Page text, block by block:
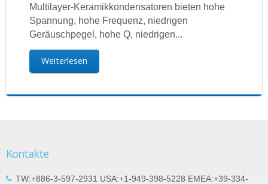
Multilayer-Keramikkondensatoren bieten hohe
Spannung, hohe Frequenz, niedrigen
Geräuschpegel, hohe Q, niedrigen...
Weiterlesen
Kontakte
TW:+886-3-597-2931 USA:+1-949-398-5228 EMEA:+39-334-